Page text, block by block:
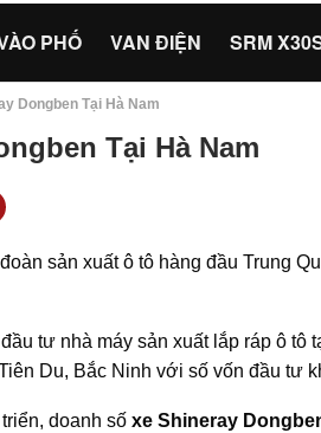
PHỐ VAN ĐIỆN SRM
Dongben Tại Hà Nam
Tại Hà Nam
sản xuất ô tô hàng đầu Trung
đầu tư nhà máy sản xuất lắp ráp ô tô
Du, Bắc Ninh với số vốn đầu tư
doanh số xe Shineray